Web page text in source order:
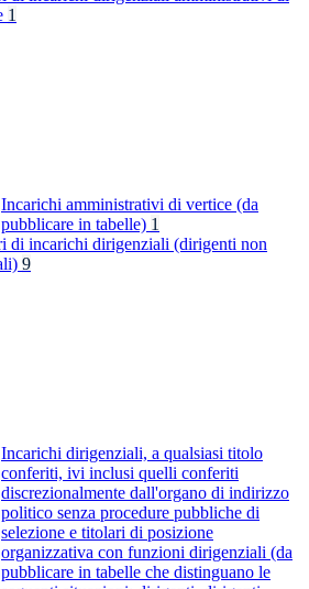
1
Incarichi amministrativi di vertice (da
pubblicare in tabelle) 1
di incarichi dirigenziali (dirigenti non
9
Incarichi dirigenziali, a qualsiasi titolo
conferiti, ivi inclusi quelli conferiti
discrezionalmente dall'organo di indirizzo
politico senza procedure pubbliche di
selezione e titolari di posizione
organizzativa con funzioni dirigenziali (da
pubblicare in tabelle che distinguano le